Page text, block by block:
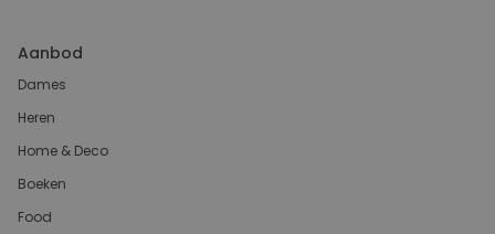
Aanbod
Dames
Heren
Home & Deco
Boeken
Food